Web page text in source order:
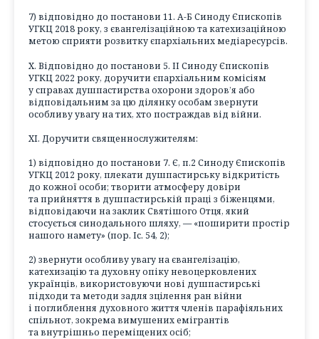
7) відповідно до постанови 11. А-Б Синоду Єпископів
УГКЦ 2018 року, з євангелізаційною та катехизаційною
метою сприяти розвитку єпархіальних медіаресурсів.
X. Відповідно до постанови 5. ІІ Синоду Єпископів
УГКЦ 2022 року, доручити єпархіальним комісіям
у справах душпастирства охорони здоров’я або
відповідальним за цю ділянку особам звернути
особливу увагу на тих, хто постраждав від війни.
XI. Доручити священнослужителям:
1) відповідно до постанови 7. Є, п.2 Синоду Єпископів
УГКЦ 2012 року, плекати душпастирську відкритість
до кожної особи; творити атмосферу довіри
та прийняття в душпастирській праці з біженцями,
відповідаючи на заклик Святішого Отця, який
стосується синодального шляху, — «поширити простір
нашого намету» (пор. Іс. 54, 2);
2) звернути особливу увагу на євангелізацію,
катехизацію та духовну опіку невоцерковлених
українців, використовуючи нові душпастирські
підходи та методи задля зцілення ран війни
і поглиблення духовного життя членів парафіяльних
спільнот, зокрема вимушених емігрантів
та внутрішньо переміщених осіб;